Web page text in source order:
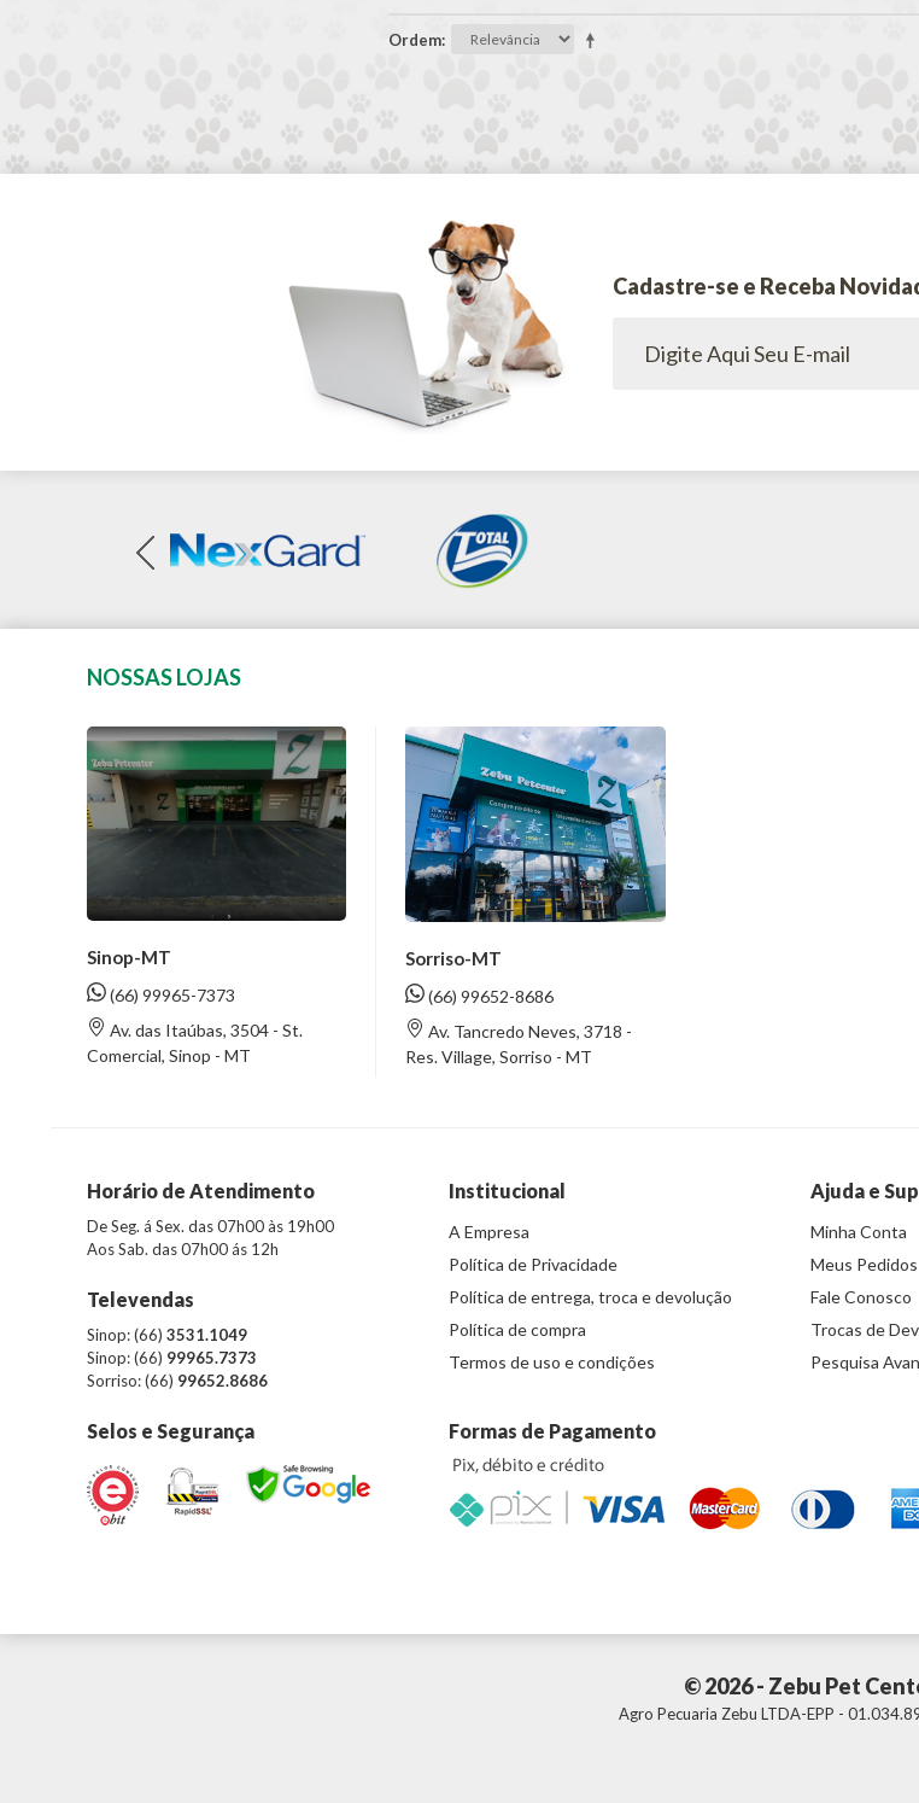
Ordem
Cadastre-se e Receba
NOSSAS LOJAS
Sinop-MT
(66) 99965-7373
Av. das Itaúbas, 3504 - St.
Comercial, Sinop - MT
Sorriso-MT
(66) 99652-8686
Av. Tancredo Neves, 3718 -
Res. Village, Sorriso - MT
Horário de Atendimento
De Seg. á Sex. das 07h00 às 19h00
Aos Sab. das 07h00 ás 12h
Televendas
Sinop: (66) 3531.1049
Sinop: (66) 99965.7373
Sorriso: (66) 99652.8686
Institucional
A Empresa
Política de Privacidade
Política de entrega, troca e devolução
Política de compra
Termos de uso e condições
Ajuda e
Minha Conta
Meus Pedidos
Fale Conosco
Trocas de
Pesquisa
Selos e Segurança Formas de Pagamento
© 2026 - Zebu Pet
Agro Pecuaria Zebu LTDA-EPP -